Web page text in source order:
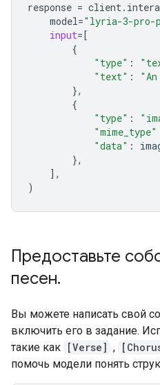
response = client.
model="lyria-3-pro-
input=[
{
"type" :
"text" :
},
{
"type" :
"mime_type"
"data" :
},
],
)
Предоставьте
песен.
Вы можете написать свой
включить его в задание.
такие как [Verse] ,
помочь модели понять